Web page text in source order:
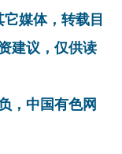
媒体，转载目
建议，仅供读
，中国有色网